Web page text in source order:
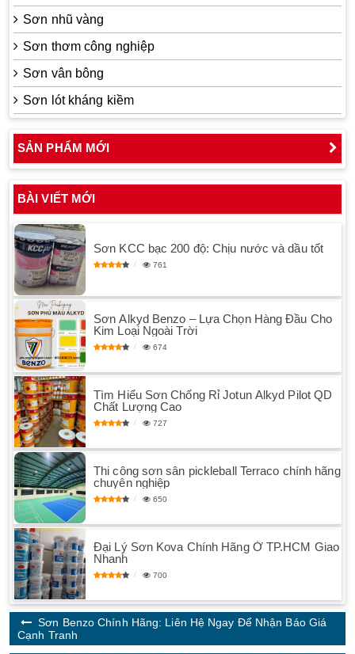
Sơn nhũ vàng
Sơn thơm công nghiệp
Sơn vân bông
Sơn lót kháng kiềm
SẢN PHẨM MỚI
BÀI VIẾT MỚI
Sơn KCC bạc 200 độ: Chịu nước và dầu tốt
761
Sơn Alkyd Benzo – Lựa Chọn Hàng Đầu Cho
Kim Loại Ngoài Trời
674
Tìm Hiểu Sơn Chống Rỉ Jotun Alkyd Pilot QD
Chất Lượng Cao
727
Thi công sơn sân pickleball Terraco chính hãng
chuyên nghiệp
650
Đại Lý Sơn Kova Chính Hãng Ở TP.HCM Giao
Nhanh
700
Sơn Benzo Chính Hãng: Liên Hệ Ngay Để Nhận Báo Giá
Cạnh Tranh